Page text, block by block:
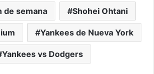
de semana Shohei Ohtani
Yankees de Nueva York
Yankees vs Dodgers